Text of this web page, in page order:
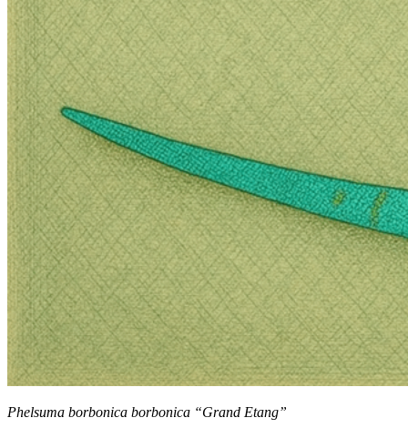
Phelsuma borbonica borbonica “Grand Etang”